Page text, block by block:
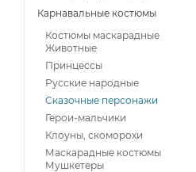
Карнавальные костюмы
Костюмы маскарадные
Животные
Принцессы
Русские народные
Сказочные персонажи
Герои-мальчики
Клоуны, скоморохи
Маскарадные костюмы
Мушкетеры